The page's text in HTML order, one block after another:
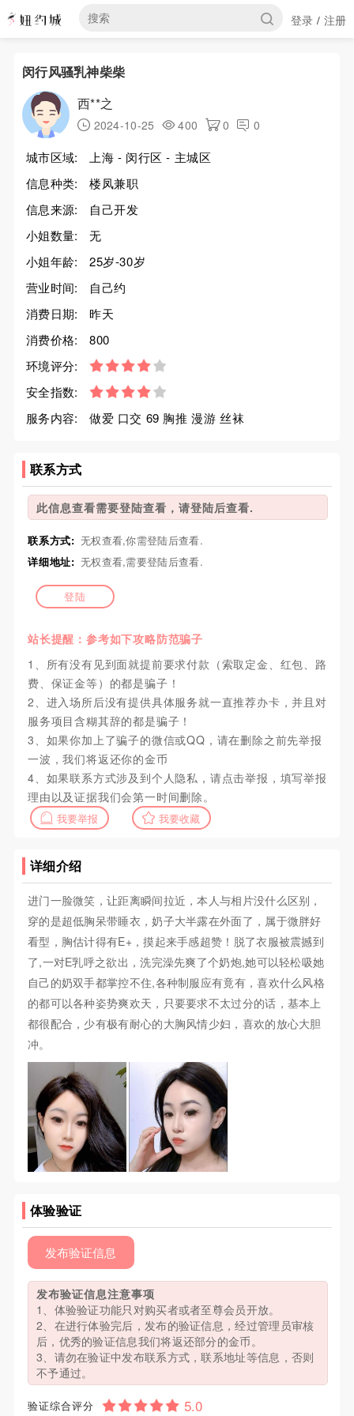
登录 / 注册
闵行风骚乳神柴柴
西**之
2024-10-25 400 0 0
城市区域:
上海 - 闵行区 - 主城区
信息种类:
楼凤兼职
信息来源:
自己开发
小姐数量:
无
小姐年龄:
25岁-30岁
营业时间:
自己约
消费日期:
昨天
消费价格:
800
环境评分:
安全指数:
服务内容:
做爱 口交 69 胸推 漫游 丝袜
联系方式
此信息查看需要登陆查看，请登陆后查看.
联系方式: 无权查看,你需登陆后查看.
详细地址: 无权查看,需要登陆后查看.
登陆
站长提醒：参考如下攻略防范骗子
1、所有没有见到面就提前要求付款（索取定金、红包、路
费、保证金等）的都是骗子！
2、进入场所后没有提供具体服务就一直推荐办卡，并且对
服务项目含糊其辞的都是骗子！
3、如果你加上了骗子的微信或QQ，请在删除之前先举报
一波，我们将返还你的金币
4、如果联系方式涉及到个人隐私，请点击举报，填写举报
理由以及证据我们会第一时间删除。
我要举报 我要收藏
详细介绍
进门一脸微笑，让距离瞬间拉近，本人与相片没什么区别，
穿的是超低胸呆带睡衣，奶子大半露在外面了，属于微胖好
看型，胸估计得有E+，摸起来手感超赞！脱了衣服被震撼到
了,一对E乳呼之欲出，洗完澡先爽了个奶炮,她可以轻松吸她
自己的奶双手都掌控不住,各种制服应有竟有，喜欢什么风格
的都可以各种姿势爽欢天，只要要求不太过分的话，基本上
都很配合，少有极有耐心的大胸风情少妇，喜欢的放心大胆
冲。
体验验证
发布验证信息
发布验证信息注意事项
1、体验验证功能只对购买者或者至尊会员开放。
2、在进行体验完后，发布的验证信息，经过管理员审核
后，优秀的验证信息我们将返还部分的金币。
3、请勿在验证中发布联系方式，联系地址等信息，否则
不予通过。
验证综合评分